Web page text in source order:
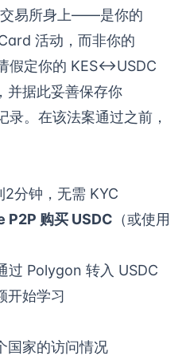
交易所身上——是你的
活动，而非你的
假定你的 KES↔USDC
并据此妥善保存你
。在该法案通过之前，
分钟，无需 KYC
P2P 购买 USDC （或使用
过 Polygon 转入 USDC
开始学习
家的访问情况